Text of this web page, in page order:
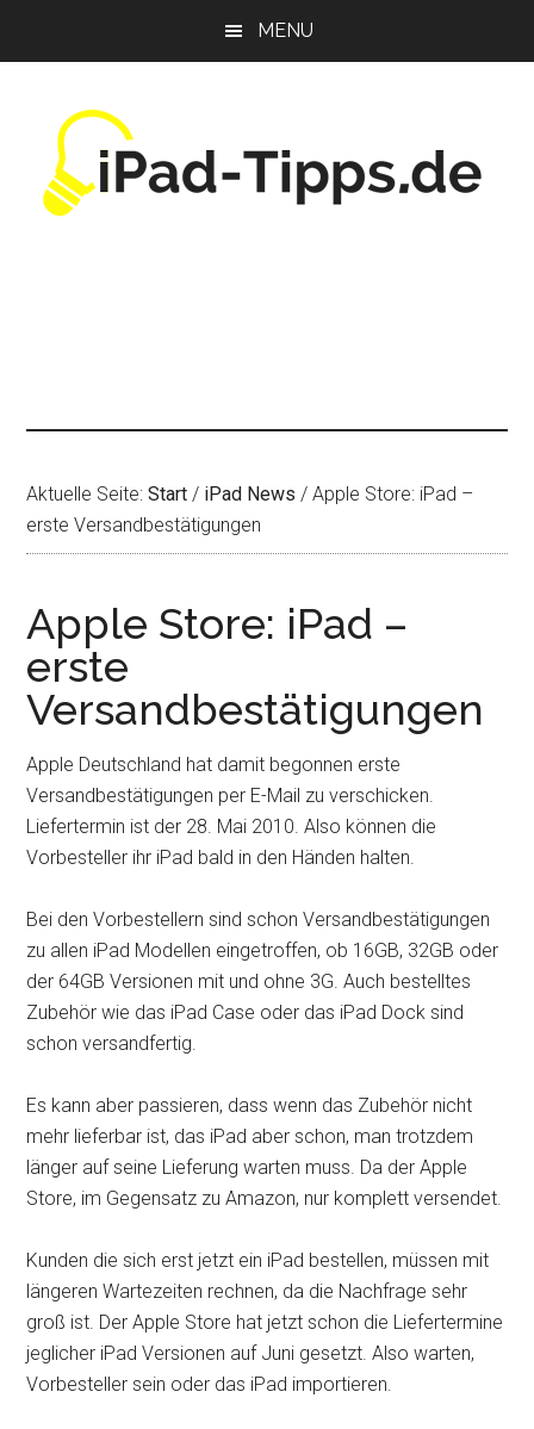
MENU
Aktuelle Seite:Start / iPad News / Apple Store: iPad –
erste Versandbestätigungen
Apple Store: iPad –
erste
Versandbestätigungen
Apple Deutschland hat damit begonnen erste
Versandbestätigungen per E-Mail zu verschicken.
Liefertermin ist der 28. Mai 2010. Also können die
Vorbesteller ihr iPad bald in den Händen halten.
Bei den Vorbestellern sind schon Versandbestätigungen
zu allen iPad Modellen eingetroffen, ob 16GB, 32GB oder
der 64GB Versionen mit und ohne 3G. Auch bestelltes
Zubehör wie das iPad Case oder das iPad Dock sind
schon versandfertig.
Es kann aber passieren, dass wenn das Zubehör nicht
mehr lieferbar ist, das iPad aber schon, man trotzdem
länger auf seine Lieferung warten muss. Da der Apple
Store, im Gegensatz zu Amazon, nur komplett versendet.
Kunden die sich erst jetzt ein iPad bestellen, müssen mit
längeren Wartezeiten rechnen, da die Nachfrage sehr
groß ist. Der Apple Store hat jetzt schon die Liefertermine
jeglicher iPad Versionen auf Juni gesetzt. Also warten,
Vorbesteller sein oder das iPad importieren.